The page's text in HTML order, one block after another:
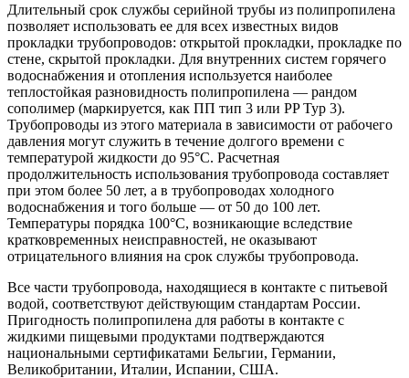
Длительный срок службы серийной трубы из полипропилена
позволяет использовать ее для всех известных видов
прокладки трубопроводов: открытой прокладки, прокладке по
стене, скрытой прокладки. Для внутренних систем горячего
водоснабжения и отопления используется наиболее
теплостойкая разновидность полипропилена — рандом
сополимер (маркируется, как ПП тип 3 или PP Typ 3).
Трубопроводы из этого материала в зависимости от рабочего
давления могут служить в течение долгого времени с
температурой жидкости до 95°С. Расчетная
продолжительность использования трубопровода составляет
при этом более 50 лет, а в трубопроводах холодного
водоснабжения и того больше — от 50 до 100 лет.
Температуры порядка 100°С, возникающие вследствие
кратковременных неисправностей, не оказывают
отрицательного влияния на срок службы трубопровода.
Все части трубопровода, находящиеся в контакте с питьевой
водой, соответствуют действующим стандартам России.
Пригодность полипропилена для работы в контакте с
жидкими пищевыми продуктами подтверждаются
национальными сертификатами Бельгии, Германии,
Великобритании, Италии, Испании, США.